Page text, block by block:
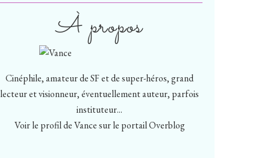
À propos
Cinéphile, amateur de SF et de super-héros, grand
lecteur et visionneur, éventuellement auteur, parfois
instituteur...
Voir le profil deVancesur le portail Overblog